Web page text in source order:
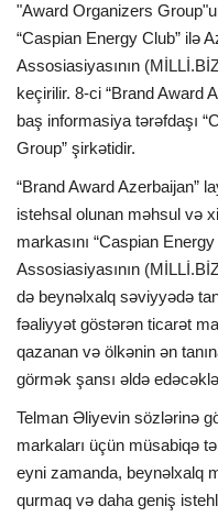
"Award Organizers
“Caspian Energy Club” ilə
Assosiasiyasının
keçirilir. 8-ci “Brand Award
baş informasiya tərəfdaşı
Group” şirkətidir.
“Brand Award Azerbaijan”
istehsal olunan məhsul və
markasını “Caspian
Assosiasiyasının
də beynəlxalq səviyyədə
fəaliyyət göstərən ticarət
qazanan və ölkənin ən
görmək şansı əldə
Telman Əliyevin sözlərinə
markaları üçün müsabiqə
eyni zamanda, beynəlxalq
qurmaq və daha geniş